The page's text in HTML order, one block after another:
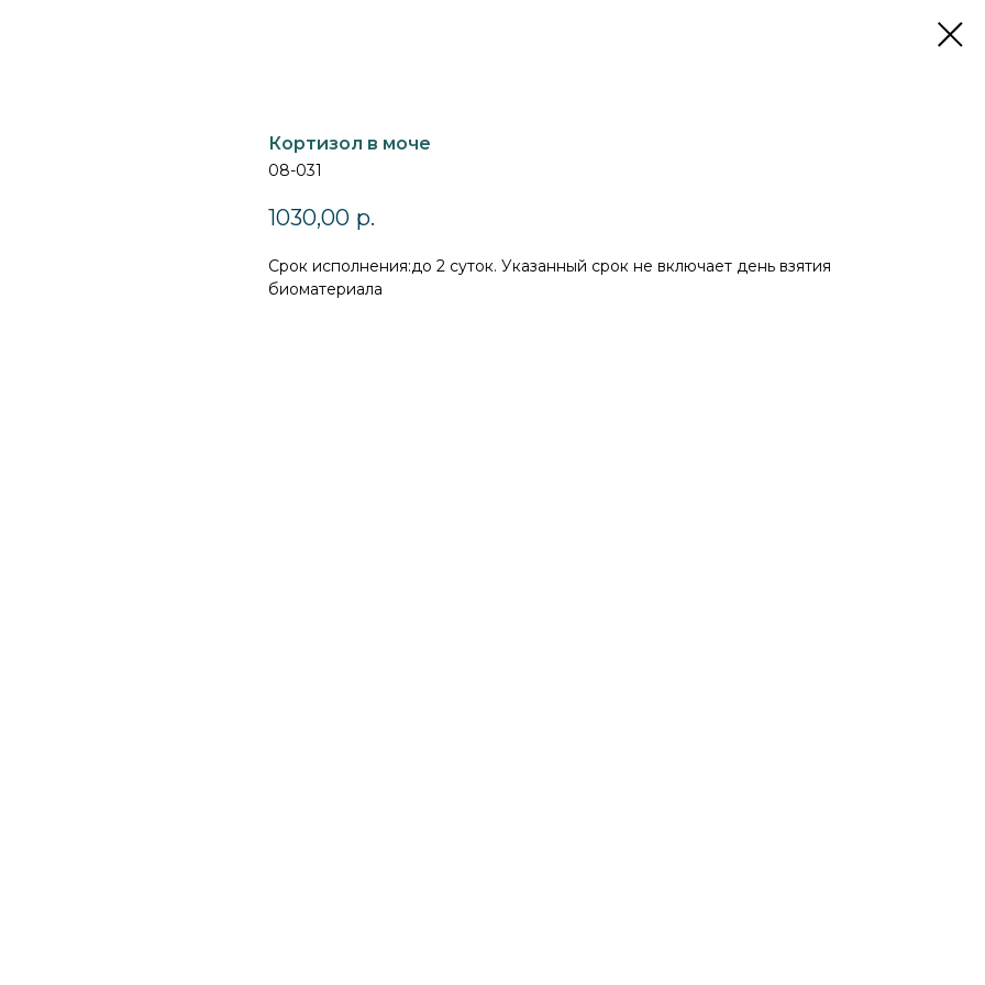
Кортизол в моче
08-031
1030,00 р.
Cрок исполнения:до 2 суток. Указанный срок не включает день взятия
биоматериала